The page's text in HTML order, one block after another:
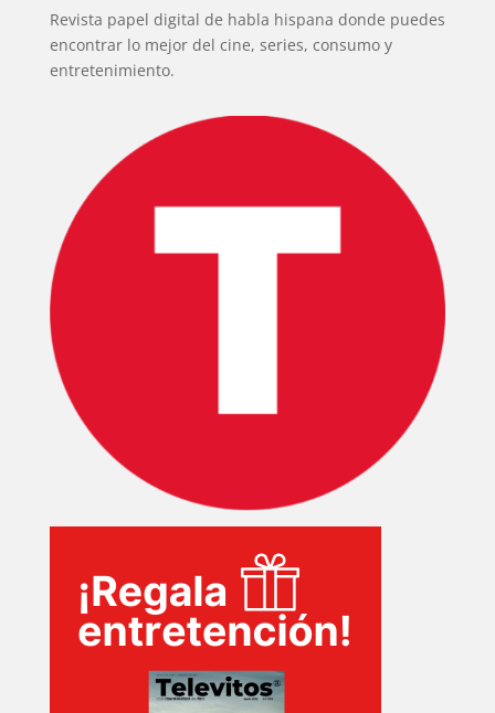
Revista papel digital de habla hispana donde puedes
encontrar lo mejor del cine, series, consumo y
entretenimiento.